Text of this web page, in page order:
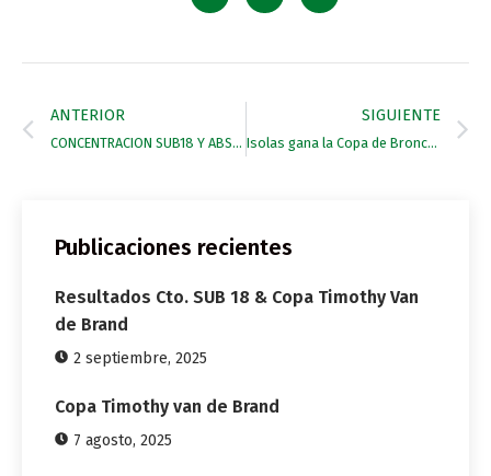
ANTERIOR
CONCENTRACION SUB18 Y ABSOLUTA
SIGUIENTE
Isolas gana la Copa de Bronce de hándicap 4-6 en la primera final del Torneo Internacional MANSION de Polo
Publicaciones recientes
Resultados Cto. SUB 18 & Copa Timothy Van
de Brand
2 septiembre, 2025
Copa Timothy van de Brand
7 agosto, 2025